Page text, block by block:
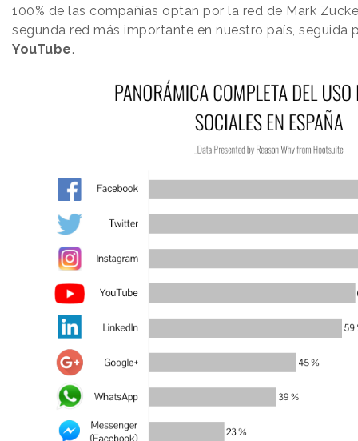
100% de las compañías optan por la red de Mark
segunda red más importante en nuestro país, seguida
YouTube.